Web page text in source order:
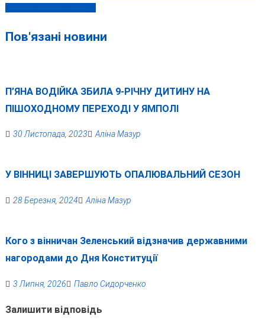
Пов'язані новини
П’ЯНА ВОДІЙКА ЗБИЛА 9-РІЧНУ ДИТИНУ НА
ПІШОХОДНОМУ ПЕРЕХОДІ У ЯМПОЛІ
30 Листопада, 2023 Аліна Мазур
У ВІННИЦІ ЗАВЕРШУЮТЬ ОПАЛЮВАЛЬНИЙ СЕЗОН
28 Березня, 2024 Аліна Мазур
Кого з вінничан Зеленський відзначив державними
нагородами до Дня Конституції
3 Липня, 2026 Павло Сидорченко
Залишити відповідь